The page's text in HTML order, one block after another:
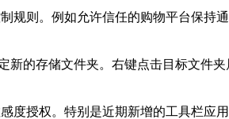
规则。例如允许信任的购物平台保持
新的存储文件夹。右键点击目标文件
授权。特别是近期新增的工具栏应